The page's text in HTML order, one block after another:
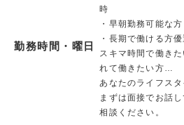
勤務時間・曜日
時
・早朝勤務可能な
・長期で働ける方優
スキマ時間で働き
れて働きたい方…
あなたのライフスタ
まずは面接でお話
相談ください。